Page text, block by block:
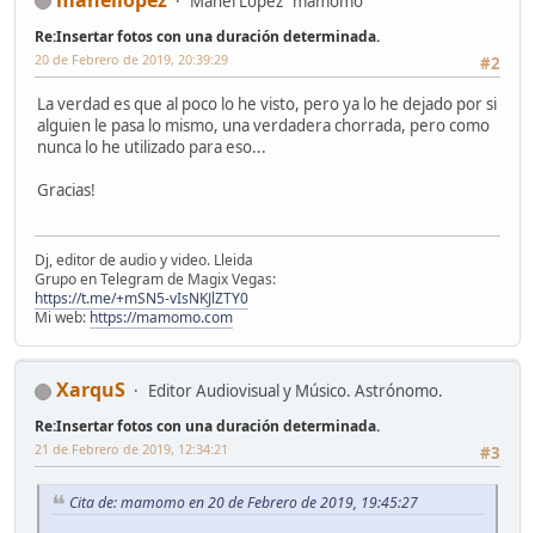
Re:Insertar fotos con una duración determinada.
#2
20 de Febrero de 2019, 20:39:29
La verdad es que al poco lo he visto, pero ya lo he dejado por si
alguien le pasa lo mismo, una verdadera chorrada, pero como
nunca lo he utilizado para eso...
Gracias!
Dj, editor de audio y video. Lleida
Grupo en Telegram de Magix Vegas:
https://t.me/+mSN5-vIsNKJlZTY0
Mi web: https://mamomo.com
XarquS Editor Audiovisual y Músico. Astrónomo.
Re:Insertar fotos con una duración determinada.
#3
21 de Febrero de 2019, 12:34:21
Cita de: mamomo en 20 de Febrero de 2019, 19:45:27